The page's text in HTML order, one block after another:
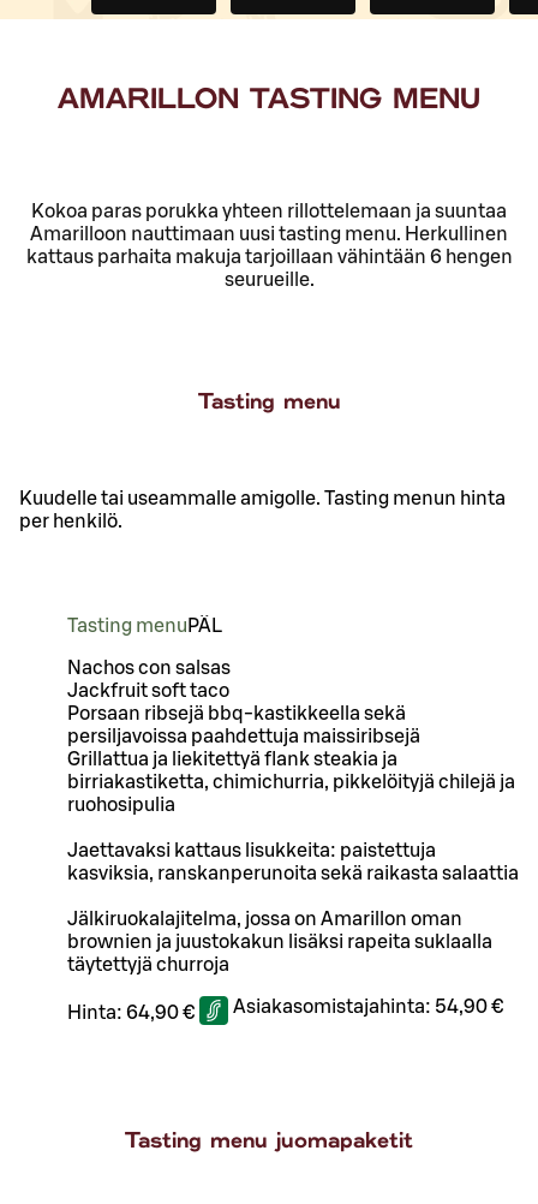
AMARILLON TASTING MENU
Kokoa paras porukka yhteen rillottelemaan ja suuntaa
Amarilloon nauttimaan uusi tasting menu. Herkullinen
kattaus parhaita makuja tarjoillaan vähintään 6 hengen
seurueille.
Tasting menu
Kuudelle tai useammalle amigolle. Tasting menun hinta
per henkilö.
Tasting menu PÄL
Nachos con salsas
Jackfruit soft taco
Porsaan ribsejä bbq-kastikkeella sekä
persiljavoissa paahdettuja maissiribsejä
Grillattua ja liekitettyä flank steakia ja
birriakastiketta, chimichurria, pikkelöityjä chilejä ja
ruohosipulia
Jaettavaksi kattaus lisukkeita: paistettuja
kasviksia, ranskanperunoita sekä raikasta salaattia
Jälkiruokalajitelma, jossa on Amarillon oman
brownien ja juustokakun lisäksi rapeita suklaalla
täytettyjä churroja
Hinta: 64,90 € Asiakasomistajahinta: 54,90 €
Tasting menu juomapaketit